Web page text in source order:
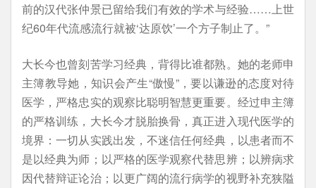
前的汉代张仲景已留给我们有效的学术与经验……上世
纪60年代流感流行就被‘达原饮’一个方子制止了。”
大长今也曾刻苦学习经典，背得比谁都熟。她的老师申
主簿教导她，知识会产生“傲慢”，要以谦逊的态度对待
医学，严格忠实的观察比聪明智慧更重要。经过申主簿
的严格训练，大长今才脱胎换骨，真正进入现代医学的
境界：一切从实践出发，不迷信任何经典，以患者而不
是以经典为师；以严格的医学观察代替思辨；以辨病求
因代替辩证论治；以更广阔的流行病学的视野补充狭隘